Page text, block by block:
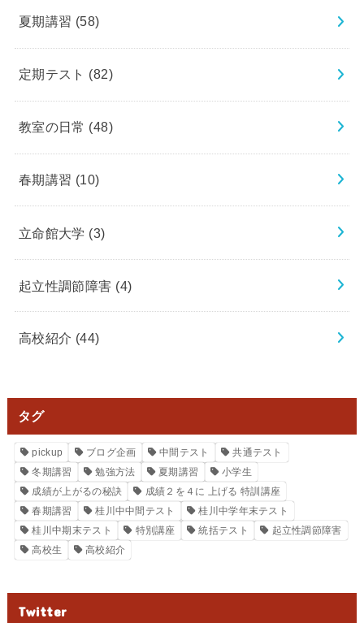
夏期講習 (58)
定期テスト (82)
教室の日常 (48)
春期講習 (10)
立命館大学 (3)
起立性調節障害 (4)
高校紹介 (44)
タグ
pickup ブログ企画 中間テスト
共通テスト
冬期講習
勉強方法 夏期講習
小学生
成績が上がるの秘訣
成績２を４に 上げる 特訓講座
春期講習
桂川中中間テスト
桂川中学年末テスト
桂川中期末テスト
特別講座 統括テスト
起立性調節障害
高校生
高校紹介
Twitter